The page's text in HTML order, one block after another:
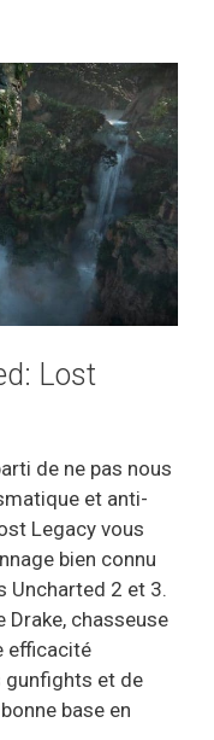
Lost
de ne pas nous
et anti-
Legacy vous
bien connu
Uncharted 2 et 3.
Drake, chasseuse
efficacité
gunfights et de
base en